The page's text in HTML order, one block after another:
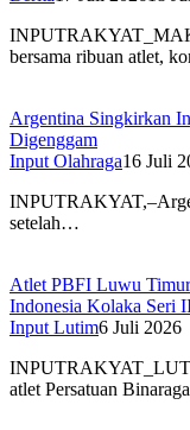
bersama ribuan atlet,
Argentina Singkirkan
Digenggam
Input Olahraga16 Juli
setelah…
Atlet PBFI Luwu
Indonesia Kolaka Seri
Input Lutim6 Juli 2026
atlet Persatuan